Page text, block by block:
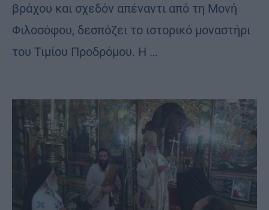
βράχου και σχεδόν απέναντι από τη Μονή
Φιλοσόφου, δεσπόζει το ιστορικό μοναστήρι
του Τιμίου Προδρόμου. Η …